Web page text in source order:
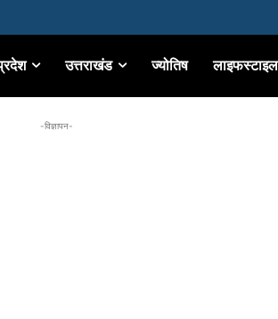
उत्तराखंड ज्योतिष लाइफस्टाइल
-विज्ञापन-